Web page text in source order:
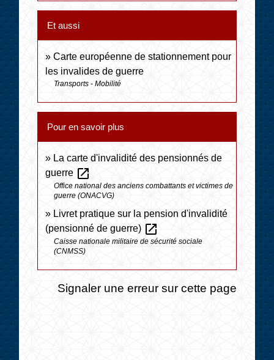
Et aussi
Carte européenne de stationnement pour
les invalides de guerre
Transports - Mobilité
Pour en savoir plus
La carte d'invalidité des pensionnés de
guerre open_in_new
Office national des anciens combattants et victimes de
guerre (ONACVG)
Livret pratique sur la pension d'invalidité
(pensionné de guerre) open_in_new
Caisse nationale militaire de sécurité sociale
(CNMSS)
Signaler une erreur sur cette page